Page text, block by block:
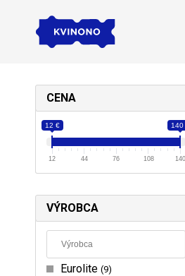
CENA
12 € 140
12 44 76 108 140
VÝROBCA
Eurolite 9